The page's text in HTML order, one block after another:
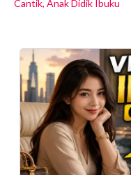
Cantik, Anak Didik Ibuku